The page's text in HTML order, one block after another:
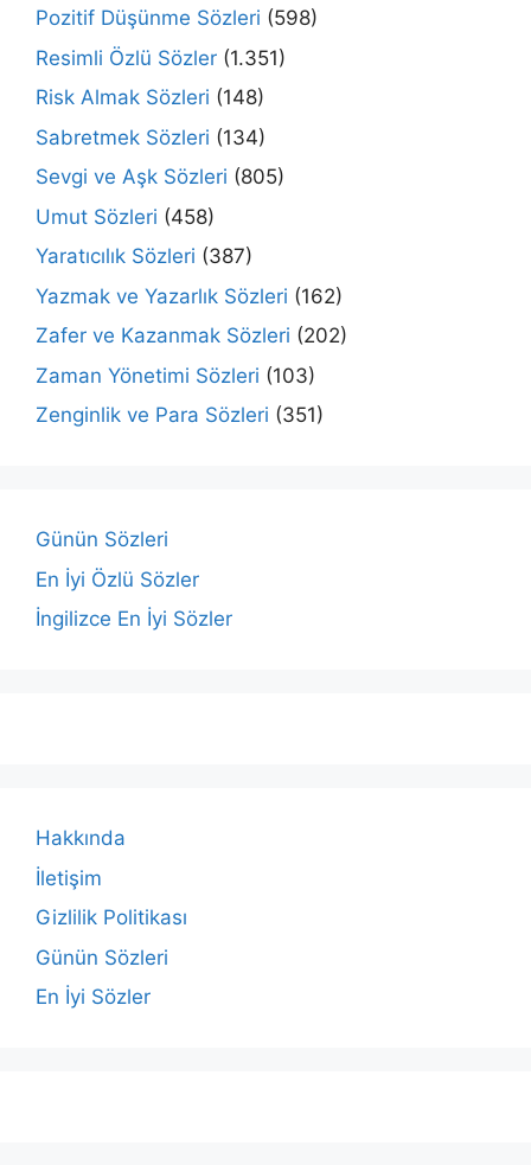
Pozitif Düşünme Sözleri (598)
Resimli Özlü Sözler (1.351)
Risk Almak Sözleri (148)
Sabretmek Sözleri (134)
Sevgi ve Aşk Sözleri (805)
Umut Sözleri (458)
Yaratıcılık Sözleri (387)
Yazmak ve Yazarlık Sözleri (162)
Zafer ve Kazanmak Sözleri (202)
Zaman Yönetimi Sözleri (103)
Zenginlik ve Para Sözleri (351)
Günün Sözleri
En İyi Özlü Sözler
İngilizce En İyi Sözler
Hakkında
İletişim
Gizlilik Politikası
Günün Sözleri
En İyi Sözler